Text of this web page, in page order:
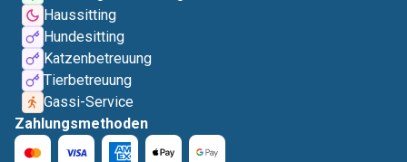
Haussitting
Hundesitting
Katzenbetreuung
Tierbetreuung
Gassi-Service
Zahlungsmethoden